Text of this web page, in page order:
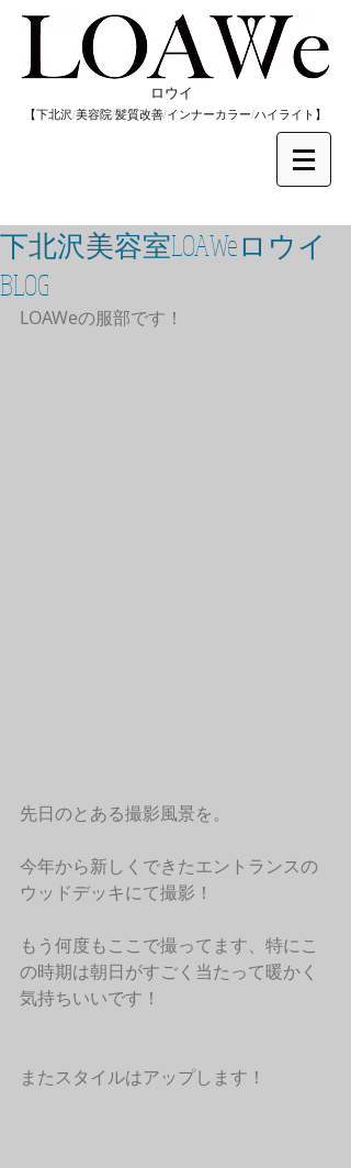
​ロウイ
​【下北沢/美容院/髪質改善/インナーカラー/​ハイライト】
下北沢美容室LOAWeロウイ
BLOG
LOAWeの服部です！
先日のとある撮影風景を。
今年から新しくできたエントランスの
ウッドデッキにて撮影！
もう何度もここで撮ってます、特にこ
の時期は朝日がすごく当たって暖かく
気持ちいいです！
またスタイルはアップします！